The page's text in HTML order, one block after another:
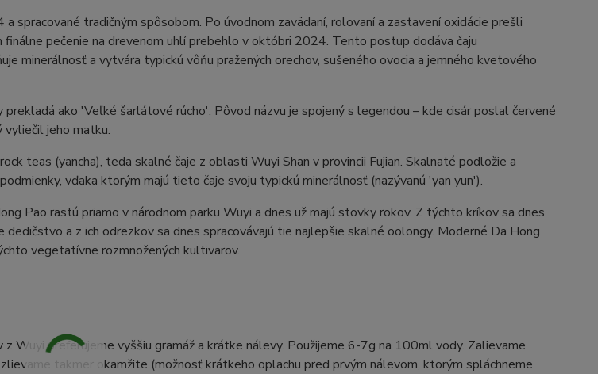
spracované tradičným spôsobom. Po úvodnom zavädaní, rolovaní a zastavení oxidácie prešli
finálne pečenie na drevenom uhlí prebehlo v októbri 2024. Tento postup dodáva čaju
minerálnosť a vytvára typickú vôňu pražených orechov, sušeného ovocia a jemného kvetového
prekladá ako 'Veľké šarlátové rúcho'. Pôvod názvu je spojený s legendou – kde cisár poslal červené
vyliečil jeho matku.
teas (yancha), teda skalné čaje z oblasti Wuyi Shan v provincii Fujian. Skalnaté podložie a
vďaka ktorým majú tieto čaje svoju typickú minerálnosť (nazývanú 'yan yun').
Pao rastú priamo v národnom parku Wuyi a dnes už majú stovky rokov. Z týchto kríkov sa dnes
dedičstvo a z ich odrezkov sa dnes spracovávajú tie najlepšie skalné oolongy. Moderné Da Hong
vegetatívne rozmnožených kultivarov.
z Wuyi preferujeme vyššiu gramáž a krátke nálevy. Použijeme 6-7g na 100ml vody. Zalievame
takmer okamžite (možnosť krátkeho oplachu pred prvým nálevom, ktorým spláchneme